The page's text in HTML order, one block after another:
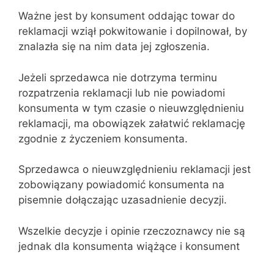
Ważne jest by konsument oddając towar do
reklamacji wziął pokwitowanie i dopilnował, by
znalazła się na nim data jej zgłoszenia.
Jeżeli sprzedawca nie dotrzyma terminu
rozpatrzenia reklamacji lub nie powiadomi
konsumenta w tym czasie o nieuwzględnieniu
reklamacji, ma obowiązek załatwić reklamację
zgodnie z życzeniem konsumenta.
Sprzedawca o nieuwzględnieniu reklamacji jest
zobowiązany powiadomić konsumenta na
pisemnie dołączając uzasadnienie decyzji.
Wszelkie decyzje i opinie rzeczoznawcy nie są
jednak dla konsumenta wiążące i konsument